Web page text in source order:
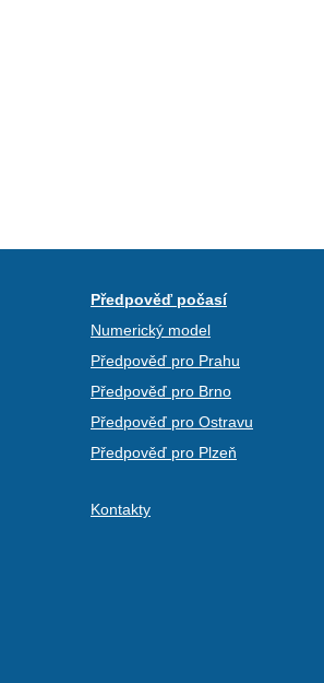
Předpověď počasí
Numerický model
Předpověď pro Prahu
Předpověď pro Brno
Předpověď pro Ostravu
Předpověď pro Plzeň
Kontakty